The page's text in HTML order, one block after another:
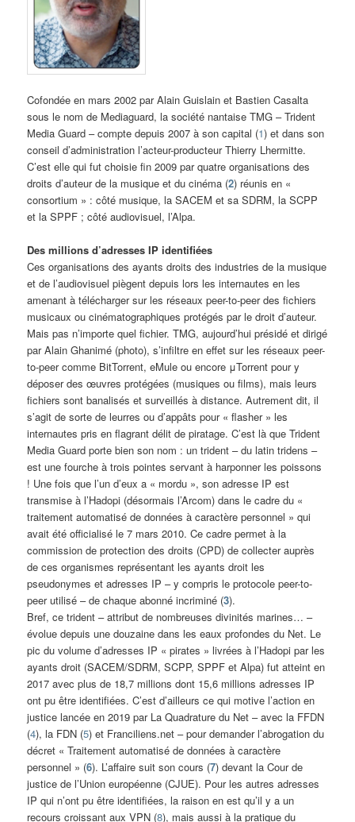
Cofondée en mars 2002 par Alain Guislain et Bastien Casalta
sous le nom de Mediaguard, la société nantaise TMG – Trident
Media Guard – compte depuis 2007 à son capital (1) et dans son
conseil d’administration l’acteur-producteur Thierry Lhermitte.
C’est elle qui fut choisie fin 2009 par quatre organisations des
droits d’auteur de la musique et du cinéma (2) réunis en «
consortium » : côté musique, la SACEM et sa SDRM, la SCPP
et la SPPF ; côté audiovisuel, l’Alpa.
Des millions d’adresses IP identifiées
Ces organisations des ayants droits des industries de la musique
et de l’audiovisuel piègent depuis lors les internautes en les
amenant à télécharger sur les réseaux peer-to-peer des fichiers
musicaux ou cinématographiques protégés par le droit d’auteur.
Mais pas n’importe quel fichier. TMG, aujourd’hui présidé et dirigé
par Alain Ghanimé (photo), s’infiltre en effet sur les réseaux peer-
to-peer comme BitTorrent, eMule ou encore μTorrent pour y
déposer des œuvres protégées (musiques ou films), mais leurs
fichiers sont banalisés et surveillés à distance. Autrement dit, il
s’agit de sorte de leurres ou d’appâts pour « flasher » les
internautes pris en flagrant délit de piratage. C’est là que Trident
Media Guard porte bien son nom : un trident – du latin tridens –
est une fourche à trois pointes servant à harponner les poissons
! Une fois que l’un d’eux a « mordu », son adresse IP est
transmise à l’Hadopi (désormais l’Arcom) dans le cadre du «
traitement automatisé de données à caractère personnel » qui
avait été officialisé le 7 mars 2010. Ce cadre permet à la
commission de protection des droits (CPD) de collecter auprès
de ces organismes représentant les ayants droit les
pseudonymes et adresses IP – y compris le protocole peer-to-
peer utilisé – de chaque abonné incriminé (3).
Bref, ce trident – attribut de nombreuses divinités marines… –
évolue depuis une douzaine dans les eaux profondes du Net. Le
pic du volume d’adresses IP « pirates » livrées à l’Hadopi par les
ayants droit (SACEM/SDRM, SCPP, SPPF et Alpa) fut atteint en
2017 avec plus de 18,7 millions dont 15,6 millions adresses IP
ont pu être identifiées. C’est d’ailleurs ce qui motive l’action en
justice lancée en 2019 par La Quadrature du Net – avec la FFDN
(4), la FDN (5) et Franciliens.net – pour demander l’abrogation du
décret « Traitement automatisé de données à caractère
personnel » (6). L’affaire suit son cours (7) devant la Cour de
justice de l’Union européenne (CJUE). Pour les autres adresses
IP qui n’ont pu être identifiées, la raison en est qu’il y a un
recours croissant aux VPN (8), mais aussi à la pratique du